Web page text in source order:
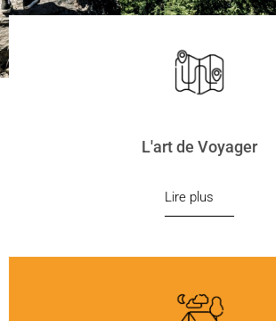
L'art de Voyager
Lire plus